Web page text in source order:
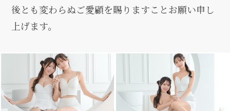
後とも変わらぬご愛顧を賜りますことお願い申し
上げます。